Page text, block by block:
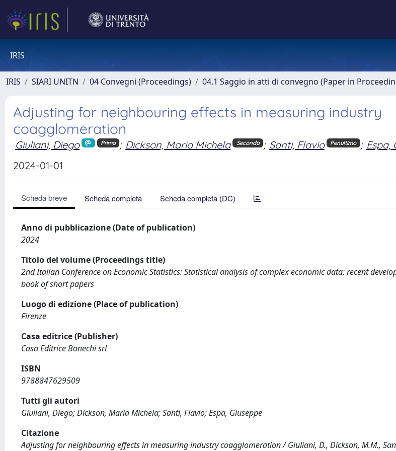
IRIS
IRIS SIARI UNITN 04 Convegni (Proceedings) 04.1 Saggio in atti di convegno (Paper in
Adjusting for neighbouring effects in measuring industry
coagglomeration
Giuliani, Diego Primo ; Dickson, Maria Michela Secondo ; Santi, Flavio Penultimo ; Espa,
2024-01-01
Scheda breve Scheda completa Scheda completa (DC)
Anno di pubblicazione (Date of publication)
2024
Titolo del volume (Proceedings title)
2nd Italian Conference on Economic Statistics: Statistical analysis of complex economic data: recent
book of short papers
Luogo di edizione (Place of publication)
Firenze
Casa editrice (Publisher)
Casa Editrice Bonechi srl
ISBN
9788847629509
Tutti gli autori
Giuliani, Diego; Dickson, Maria Michela; Santi, Flavio; Espa, Giuseppe
Citazione
Adjusting for neighbouring effects in measuring industry coagglomeration / Giuliani, D., Dickson, M.M.,